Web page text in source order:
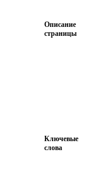
Описание
страницы
Ключевые
слова